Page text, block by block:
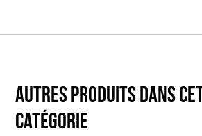
Autres produits dans
catégorie